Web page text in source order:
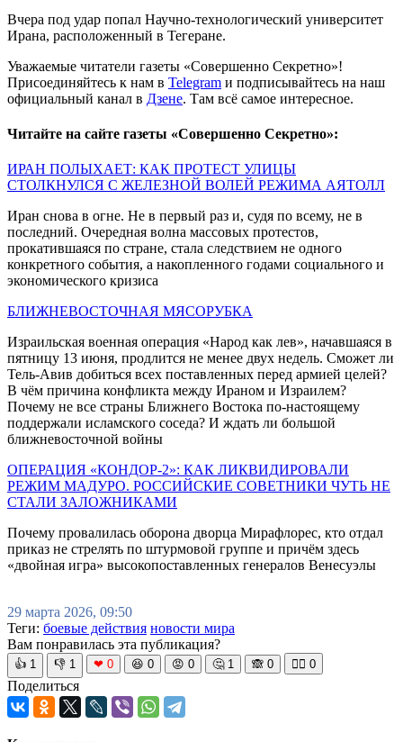
Вчера под удар попал Научно-технологический университет
Ирана, расположенный в Тегеране.
Уважаемые читатели газеты «Совершенно Секретно»!
Присоединяйтесь к нам в Telegram и подписывайтесь на наш
официальный канал в Дзене. Там всё самое интересное.
Читайте на сайте газеты «Совершенно Секретно»:
ИРАН ПОЛЫХАЕТ: КАК ПРОТЕСТ УЛИЦЫ
СТОЛКНУЛСЯ С ЖЕЛЕЗНОЙ ВОЛЕЙ РЕЖИМА АЯТОЛЛ
Иран снова в огне. Не в первый раз и, судя по всему, не в
последний. Очередная волна массовых протестов,
прокатившаяся по стране, стала следствием не одного
конкретного события, а накопленного годами социального и
экономического кризиса
БЛИЖНЕВОСТОЧНАЯ МЯСОРУБКА
Израильская военная операция «Народ как лев», начавшаяся в
пятницу 13 июня, продлится не менее двух недель. Сможет ли
Тель-Авив добиться всех поставленных перед армией целей?
В чём причина конфликта между Ираном и Израилем?
Почему не все страны Ближнего Востока по-настоящему
поддержали исламского соседа? И ждать ли большой
ближневосточной войны
ОПЕРАЦИЯ «КОНДОР-2»: КАК ЛИКВИДИРОВАЛИ
РЕЖИМ МАДУРО. РОССИЙСКИЕ СОВЕТНИКИ ЧУТЬ НЕ
СТАЛИ ЗАЛОЖНИКАМИ
Почему провалилась оборона дворца Мирафлорес, кто отдал
приказ не стрелять по штурмовой группе и причём здесь
«двойная игра» высокопоставленных генералов Венесуэлы
29 марта 2026, 09:50
Теги: боевые действия новости мира
Вам понравилась эта публикация?
👍 1 👎 1 ❤ 0 😆 0 😡 0 🤔 1 🙈 0 🧘‍♀️ 0
Поделиться